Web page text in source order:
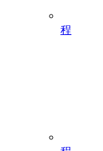
程